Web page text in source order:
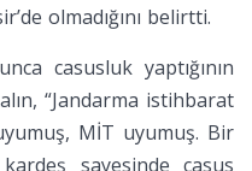
olmadığını belirtti.
casusluk yaptığının
“Jandarma istihbarat
MİT uyumuş. Bir
sayesinde casus